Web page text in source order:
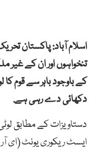
اسلام آباد: پاکستان
تنخواہوں اور ان کے غیر
کے باوجود باہر سے قوم کا
دکھائی دے رہی ہے.
دستاویزات کے مطابق